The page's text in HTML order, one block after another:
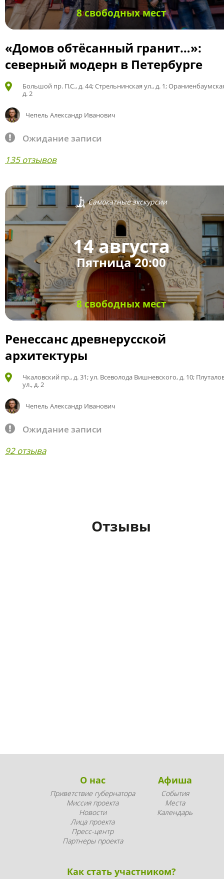
8 свободных мест
«Домов обтёсанный гранит…»:
северный модерн в Петербурге
Большой пр. П.С., д. 44; Стрельнинская ул., д. 1;
д. 2
Чепель Александр Иванович
Ожидание записи
135 отзывов
Самокатные экскурсии
14 августа
Пятница 20:00
8 свободных мест
Ренессанс древнерусской
архитектуры
Чкаловский пр., д. 31; ул. Всеволода Вишневского, д. 10;
ул., д. 2
Чепель Александр Иванович
Ожидание записи
92 отзыва
Отзывы
О нас
Приветствие губернатора
Миссия проекта
Новости
Лица проекта
Пресс-центр
Партнеры проекта
Афиша
События
Места
Календарь
Как стать участником?